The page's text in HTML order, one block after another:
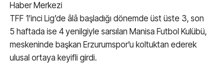
Haber Merkezi
TFF 1’inci Lig’de âlâ başladığı dönemde üst üste 3, son
5 haftada ise 4 yenilgiyle sarsılan Manisa Futbol Kulübü,
meskeninde başkan Erzurumspor’u koltuktan ederek
ulusal ortaya keyifli girdi.